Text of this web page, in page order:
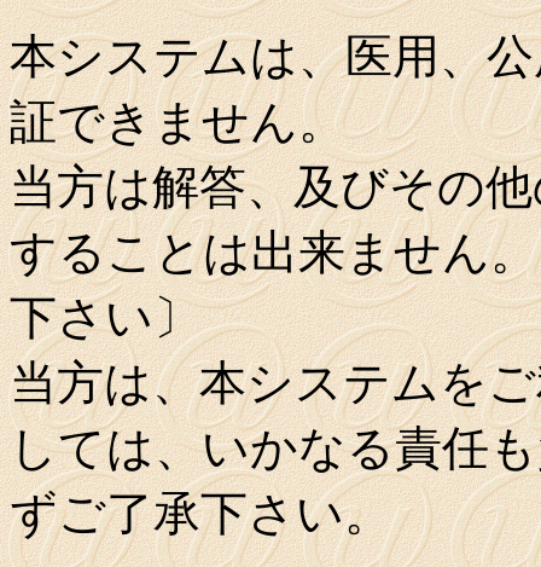
本システムは、医用、
証できません。
当方は解答、及びその
することは出来ません
下さい〕
当方は、本システムを
しては、いかなる責任
ずご了承下さい。